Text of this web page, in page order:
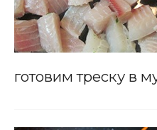
готовим треску в